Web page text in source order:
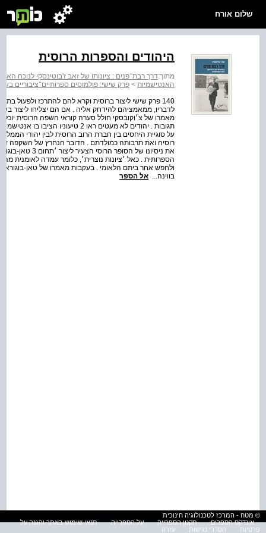
שלום אורח
היהודים והספרות הרוסית
מתוך:דרך רבת־פנים : ציונותו של זאב ז'בוטינסקי לנוכח
האנטישמיות > פרק שישי: פולמוסים ספרותיים־ציבוריים
140 פרק שישי ליצור ברוסית וקרא להם להתרכז ולפעול
מאמרו של צ׳וקובסקי חולל סערה קוראי השפה הרוסית
תגובות . יהודים לא מעטים ראו 2
על סוגיית היחסים בין חברת הרוב הרוסית לבין יהודי
רוסיה ואת תרבותה כמולדתם . הדובר הנחרץ של השקפה זו
את ניסיונו של
הספרותית . כאל ׳ציונות נוצרית׳, כלומר עמדה לאומנית
בווינה... אל הספר
© מטח - המרכז לטכנולוגיה חינוכית
אינדקס הספרים
תקנון הספרייה על הספרייה
תנאי שימוש באתר והגנה על
פרטיות
הסדרי נגישות עזרה